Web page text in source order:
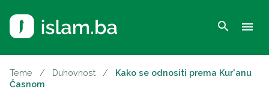
search menu
Teme / Duhovnost /
Kako se odnositi prema Kur'anu
Časnom